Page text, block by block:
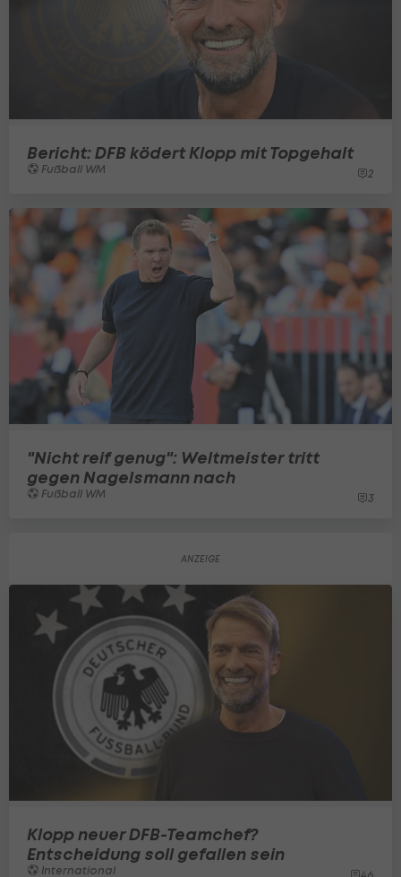
Bericht: DFB ködert Klopp mit Topgehalt
Fußball WM 2
"Nicht reif genug": Weltmeister tritt
gegen Nagelsmann nach
Fußball WM 3
Klopp neuer DFB-Teamchef?
Entscheidung soll gefallen sein
International 46